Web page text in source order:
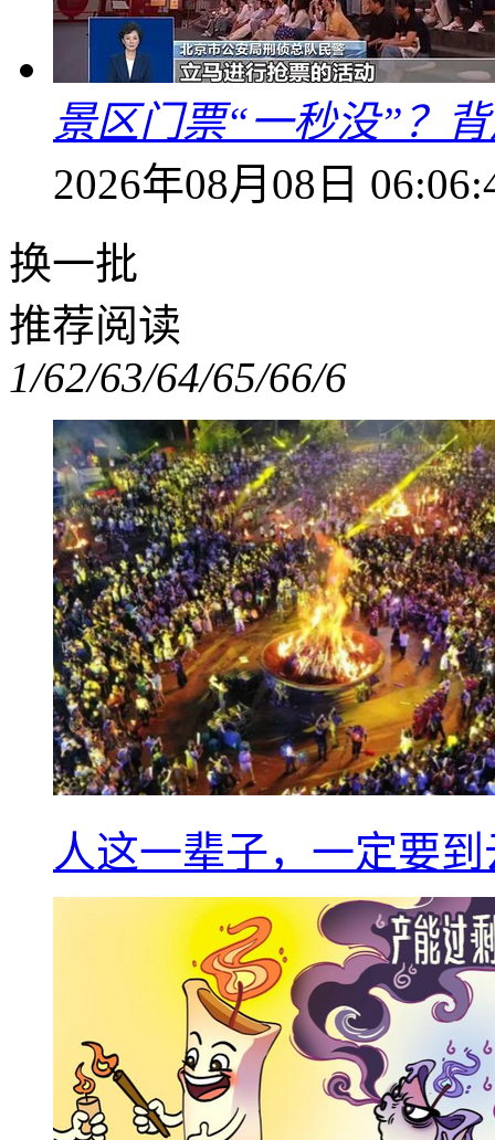
景区门票“一秒没”？
2026年08月08日
换一批
推荐阅读
1/62/63/64/65/66/6
人这一辈子，一定要